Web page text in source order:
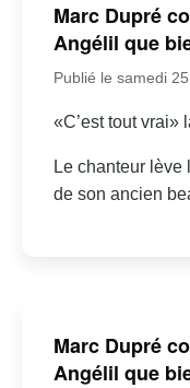
Marc Dupré
Angélil que
Publié le samedi
«C’est tout vrai»
Le chanteur
de son ancien
Marc Dupré
Angélil que